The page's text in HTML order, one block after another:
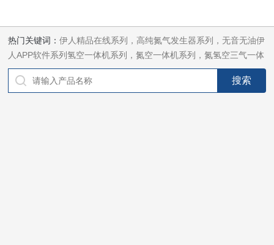
热门关键词：伊人精品在线系列，高纯氮气发生器系列，无音无油伊
人APP软件系列氢空一体机系列，氮空一体机系列，氮氢空三气一体
机系列，气体净化器系列，代理日本DKK-TOA水质分析，水质检测
仪器，代理南韩SitekPH/离子计，DO计，电导计，多功能计，